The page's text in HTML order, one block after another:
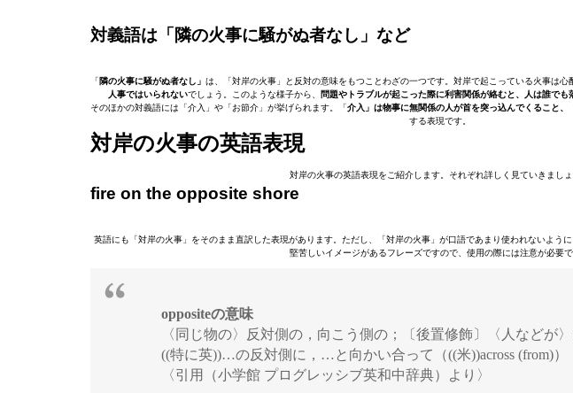
対義語は「隣の火事に騒がぬ者なし」など
「隣の火事に騒がぬ者なし」 は、「対岸の火事」と反対の意味をもつことわざの一つです。対岸で起こっている火事は心
人事ではいられないでしょう。このような様子から、 問題やトラブルが起こった際に利害関係が絡むと、人は誰でも
そのほかの対義語には「介入」や「お節介」が挙げられます。「介入」は物事に無関係の人が首を突っ込んでくること
する表現です。
対岸の火事の英語表現
対岸の火事の英語表現をご紹介します。それぞれ詳しく見ていきましょ
fire on the opposite shore
英語にも「対岸の火事」をそのまま直訳した表現があります。ただし、「対岸の火事」が口語であまり使われないように
堅苦しいイメージがあるフレーズですので、使用の際には注意が必要で
oppositeの意味
〈同じ物の〉反対側の，向こう側の；〔後置修飾〕〈人などが
((特に英))…の反対側に，…と向かい合って（((米))across (from)）
〈引用（小学館 プログレッシブ英和中辞典）より〉